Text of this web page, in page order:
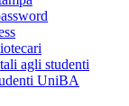
agli studenti
UniBA